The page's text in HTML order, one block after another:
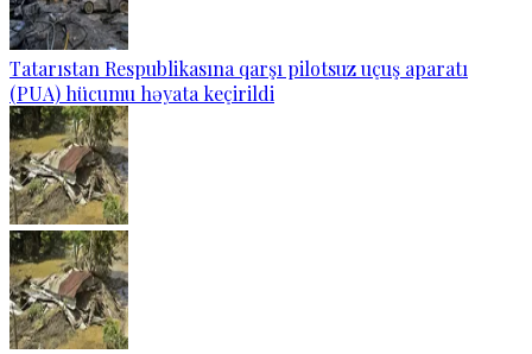
Tatarıstan Respublikasına qarşı pilotsuz uçuş aparatı
(PUA) hücumu həyata keçirildi